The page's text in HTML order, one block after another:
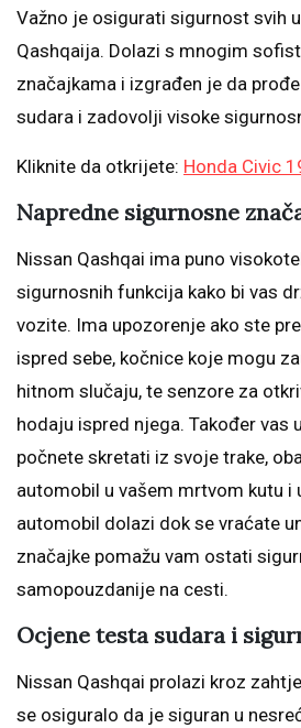
Važno je osigurati sigurnost svih
Qashqaija. Dolazi s mnogim
značajkama i izgrađen je da
sudara i zadovolji visoke
Kliknite da otkrijete: Honda Civic
Napredne sigurnosne
Nissan Qashqai ima puno
sigurnosnih funkcija kako bi vas
vozite. Ima upozorenje ako ste
ispred sebe, kočnice koje mogu
hitnom slučaju, te senzore za
hodaju ispred njega. Također vas
počnete skretati iz svoje trake,
automobil u vašem mrtvom kutu i
automobil dolazi dok se vraćate
značajke pomažu vam ostati
samopouzdanije na cesti.
Ocjene testa sudara i
Nissan Qashqai prolazi kroz
se osiguralo da je siguran u